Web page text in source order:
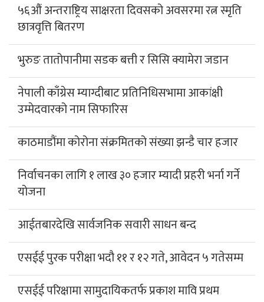
५६औं अन्तराष्ट्रिय साक्षरता दिवसको अवसरमा रत्न स्मृति
छात्रवृत्ति बितरण
भुरुङ तातोपानीमा सडक बत्ती र सिसि क्यामेरा जडान
नेपाली काँग्रेस म्याग्दीबाट प्रतिनिधिसभामा आकांक्षी
उम्मेदवारको नाम सिफारिस
काठमाडौंमा कोरोना संक्रमितको संख्या झन्डै चार हजार
निर्वाचनका लागि १ लाख ३० हजार म्यादी प्रहरी भर्ना गर्ने
योजना
आईतबारदेखि सार्वजनिक सवारी साधन बन्द
एसईई पुरक परीक्षा भदौ ११ र १२ गते, आवेदन ५ गतेसम्म
एसईई परिक्षामा सामुदायिकतर्फ प्रकाश मावि प्रथम